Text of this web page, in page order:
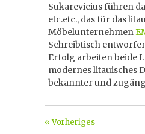
Sukarevicius führen
etc.etc., das für das
Möbelunternehmen
Schreibtisch
Erfolg arbeiten beide
modernes litauisches
bekannter und
« Vorheriges